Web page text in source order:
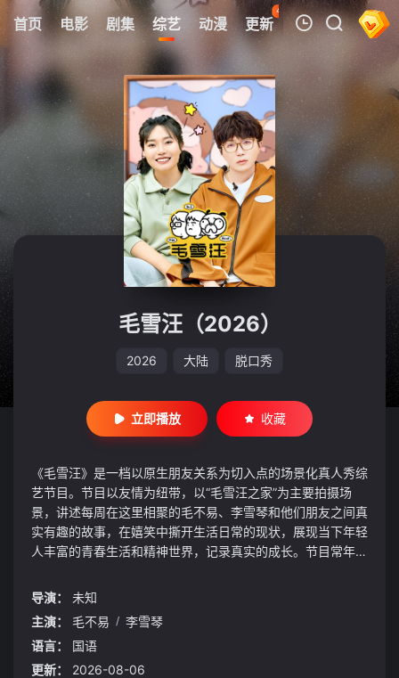
首页 电影 剧集 综艺 动漫 更新
42
热榜 APP
我的观影记录
暂无观看影片的记录
毛雪汪（2026）
2026 大陆 脱口秀
立即播放 收藏
《毛雪汪》是一档以原生朋友关系为切入点的场景化真人秀综
艺节目。节目以友情为纽带，以“毛雪汪之家”为主要拍摄场
景，讲述每周在这里相聚的毛不易、李雪琴和他们朋友之间真
实有趣的故事，在嬉笑中撕开生活日常的现状，展现当下年轻
人丰富的青春生活和精神世界，记录真实的成长。节目常年周
疗愈。
导演：
未知
主演：
毛不易 / 李雪琴
语言：
国语
更新：
2026-08-06